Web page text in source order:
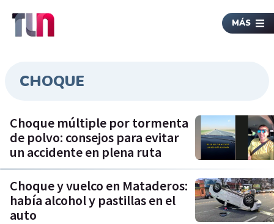
MÁS
CHOQUE
Choque múltiple por tormenta
de polvo: consejos para evitar
un accidente en plena ruta
Choque y vuelco en Mataderos:
había alcohol y pastillas en el
auto